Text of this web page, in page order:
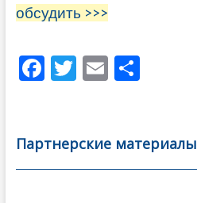
обсудить >>>
F
b
o
T
er
E
l
О
а
в
Партнерские материалы